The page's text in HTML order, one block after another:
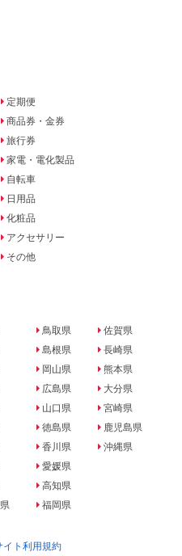
定期便
商品券・金券
旅行券
家電・電化製品
自転車
日用品
化粧品
アクセサリー
その他
鳥取県
島根県
岡山県
広島県
山口県
徳島県
香川県
愛媛県
高知県
福岡県
佐賀県
長崎県
熊本県
大分県
宮崎県
鹿児島県
沖縄県
イト利用規約